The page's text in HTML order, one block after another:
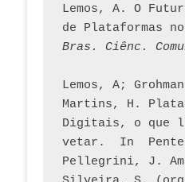
Lemos, A. O
de Plataformas
Bras. Ciênc.
Lemos, A;
Martins, H.
Digitais, o que
vetar.  In
Pellegrini, J.